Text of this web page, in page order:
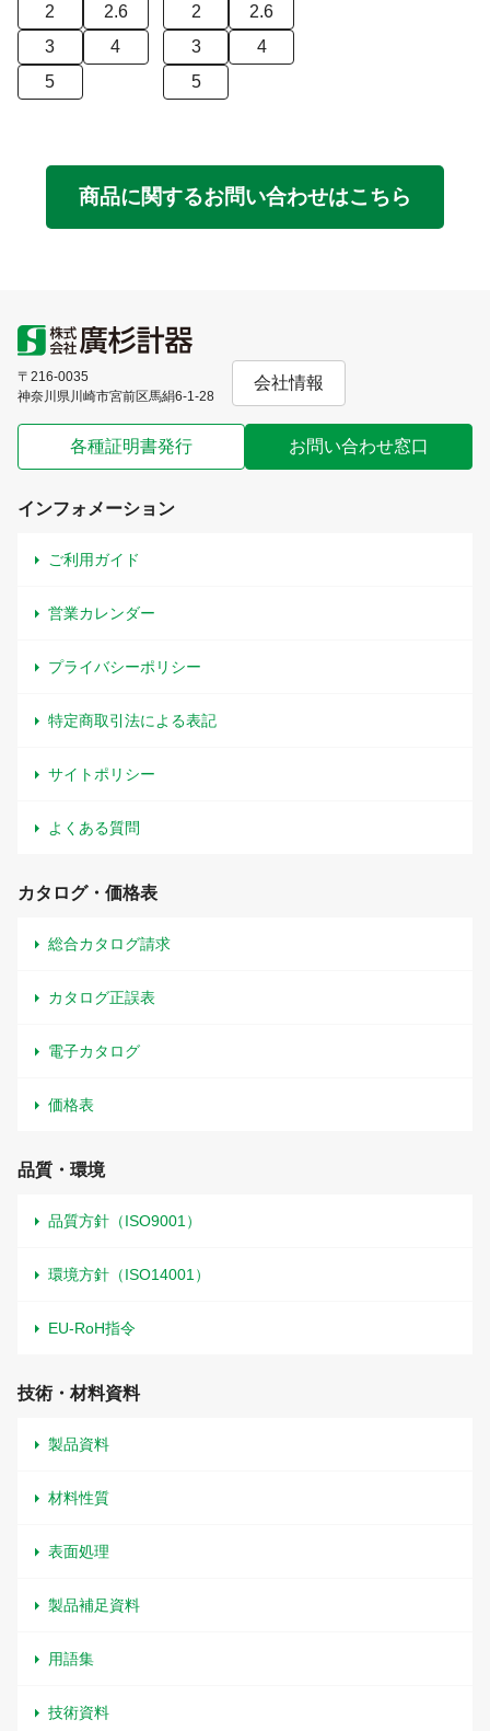
2
2.6
3
4
5
2
2.6
3
4
5
商品に関するお問い合わせはこちら
〒216-0035
神奈川県川崎市宮前区馬絹6-1-28
会社情報
各種証明書発行 お問い合わせ窓口
インフォメーション
ご利用ガイド
営業カレンダー
プライバシーポリシー
特定商取引法による表記
サイトポリシー
よくある質問
カタログ・価格表
総合カタログ請求
カタログ正誤表
電子カタログ
価格表
品質・環境
品質方針（ISO9001）
環境方針（ISO14001）
EU-RoH指令
技術・材料資料
製品資料
材料性質
表面処理
製品補足資料
用語集
技術資料